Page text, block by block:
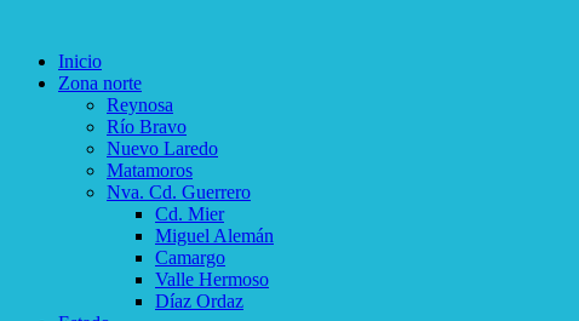
Inicio
Zona norte
Reynosa
Río Bravo
Nuevo Laredo
Matamoros
Nva. Cd. Guerrero
Cd. Mier
Miguel Alemán
Camargo
Valle Hermoso
Díaz Ordaz